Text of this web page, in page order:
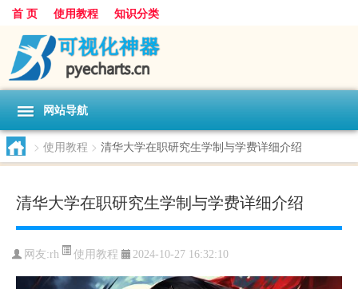
首 页 使用教程 知识分类
网站导航
> 使用教程 > 清华大学在职研究生学制与学费详细介绍
清华大学在职研究生学制与学费详细介绍
网友:rh 使用教程 2024-10-27 16:32:10